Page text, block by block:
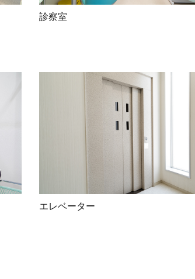
診察室
エレベーター